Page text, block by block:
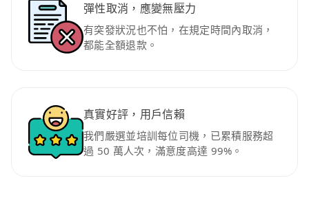
彈性取消，應變無壓力
有突發狀況也不怕，在規定時間內取消，
都能全額退款。
真實好評，用戶信賴
我們嚴選並培訓每位司機，已累積服務超
過 50 萬人次，滿意度高達 99%。